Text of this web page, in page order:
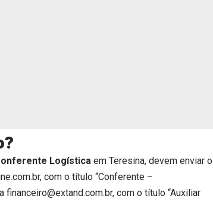
Logística em Teresina, devem enviar o
com o título “Conferente –
financeiro@extand.com.br, com o título “Auxiliar